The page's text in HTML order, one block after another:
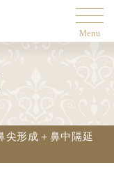
Menu
尖形成＋鼻中隔延